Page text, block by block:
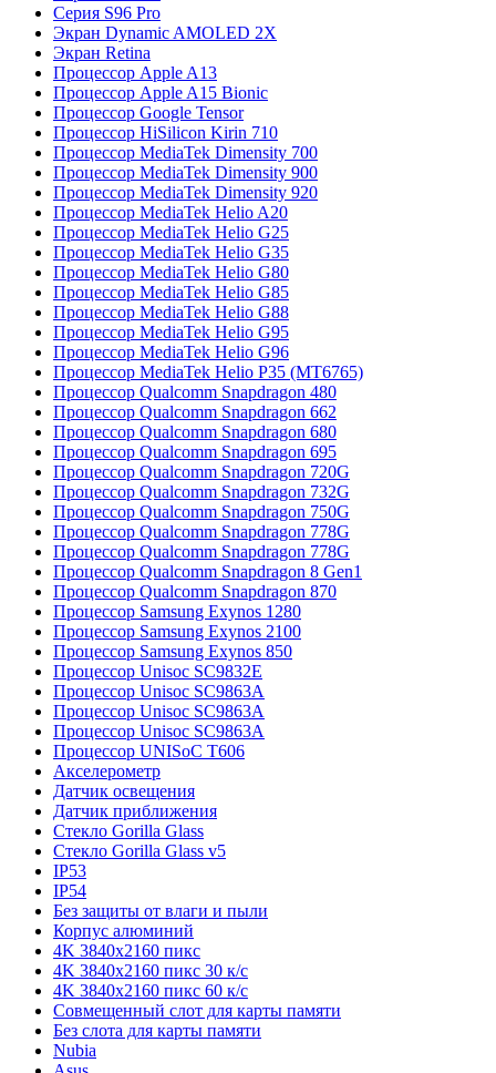
Серия S96 Pro
Экран Dynamic AMOLED 2X
Экран Retina
Процессор Apple A13
Процессор Apple A15 Bionic
Процессор Google Tensor
Процессор HiSilicon Kirin 710
Процессор MediaTek Dimensity 700
Процессор MediaTek Dimensity 900
Процессор MediaTek Dimensity 920
Процессор MediaTek Helio A20
Процессор MediaTek Helio G25
Процессор MediaTek Helio G35
Процессор MediaTek Helio G80
Процессор MediaTek Helio G85
Процессор MediaTek Helio G88
Процессор MediaTek Helio G95
Процессор MediaTek Helio G96
Процессор MediaTek Helio P35 (MT6765)
Процессор Qualcomm Snapdragon 480
Процессор Qualcomm Snapdragon 662
Процессор Qualcomm Snapdragon 680
Процессор Qualcomm Snapdragon 695
Процессор Qualcomm Snapdragon 720G
Процессор Qualcomm Snapdragon 732G
Процессор Qualcomm Snapdragon 750G
Процессор Qualcomm Snapdragon 778G
Процессор Qualcomm Snapdragon 778G
Процессор Qualcomm Snapdragon 8 Gen1
Процессор Qualcomm Snapdragon 870
Процессор Samsung Exynos 1280
Процессор Samsung Exynos 2100
Процессор Samsung Exynos 850
Процессор Unisoc SC9832E
Процессор Unisoc SC9863A
Процессор Unisoc SC9863A
Процессор Unisoc SC9863A
Процессор UNISoC T606
Акселерометр
Датчик освещения
Датчик приближения
Стекло Gorilla Glass
Стекло Gorilla Glass v5
IP53
IP54
Без защиты от влаги и пыли
Корпус алюминий
4K 3840x2160 пикс
4K 3840x2160 пикс 30 к/с
4K 3840x2160 пикс 60 к/с
Совмещенный слот для карты памяти
Без слота для карты памяти
Nubia